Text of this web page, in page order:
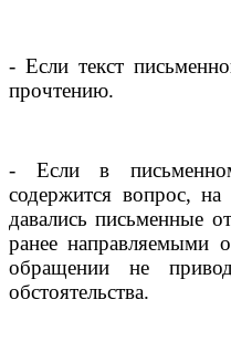
- Если текст
прочтению.
- Если в
содержится вопрос,
давались письменные
ранее направляемыми
обращении не
обстоятельства.